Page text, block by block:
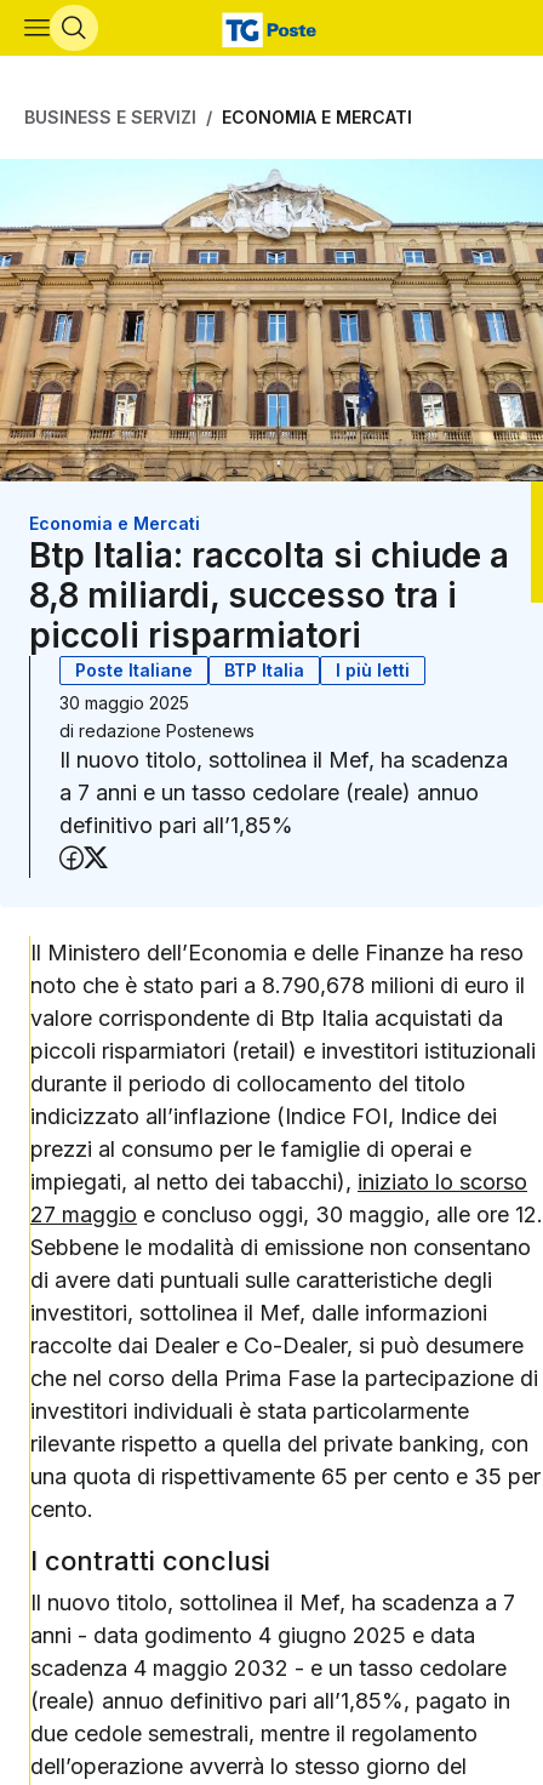
Vai al contenuto principale
BUSINESS E SERVIZI ECONOMIA E MERCATI
Economia e Mercati
Btp Italia: raccolta si chiude a
8,8 miliardi, successo tra i
piccoli risparmiatori
Poste Italiane BTP Italia
I più letti
30 maggio 2025
di redazione Postenews
Il nuovo titolo, sottolinea il Mef, ha scadenza
a 7 anni e un tasso cedolare (reale) annuo
definitivo pari all’1,85%
Condividi su Facebook
Il Ministero dell’Economia e delle Finanze ha reso
noto che è stato pari a 8.790,678 milioni di euro il
valore corrispondente di Btp Italia acquistati da
piccoli risparmiatori (retail) e investitori istituzionali
durante il periodo di collocamento del titolo
indicizzato all’inflazione (Indice FOI, Indice dei
prezzi al consumo per le famiglie di operai e
impiegati, al netto dei tabacchi), iniziato lo scorso
27 maggio e concluso oggi, 30 maggio, alle ore 12.
Sebbene le modalità di emissione non consentano
di avere dati puntuali sulle caratteristiche degli
investitori, sottolinea il Mef, dalle informazioni
raccolte dai Dealer e Co-Dealer, si può desumere
che nel corso della Prima Fase la partecipazione di
investitori individuali è stata particolarmente
rilevante rispetto a quella del private banking, con
una quota di rispettivamente 65 per cento e 35 per
cento.
I contratti conclusi
Il nuovo titolo, sottolinea il Mef, ha scadenza a 7
anni - data godimento 4 giugno 2025 e data
scadenza 4 maggio 2032 - e un tasso cedolare
(reale) annuo definitivo pari all’1,85%, pagato in
due cedole semestrali, mentre il regolamento
dell’operazione avverrà lo stesso giorno del